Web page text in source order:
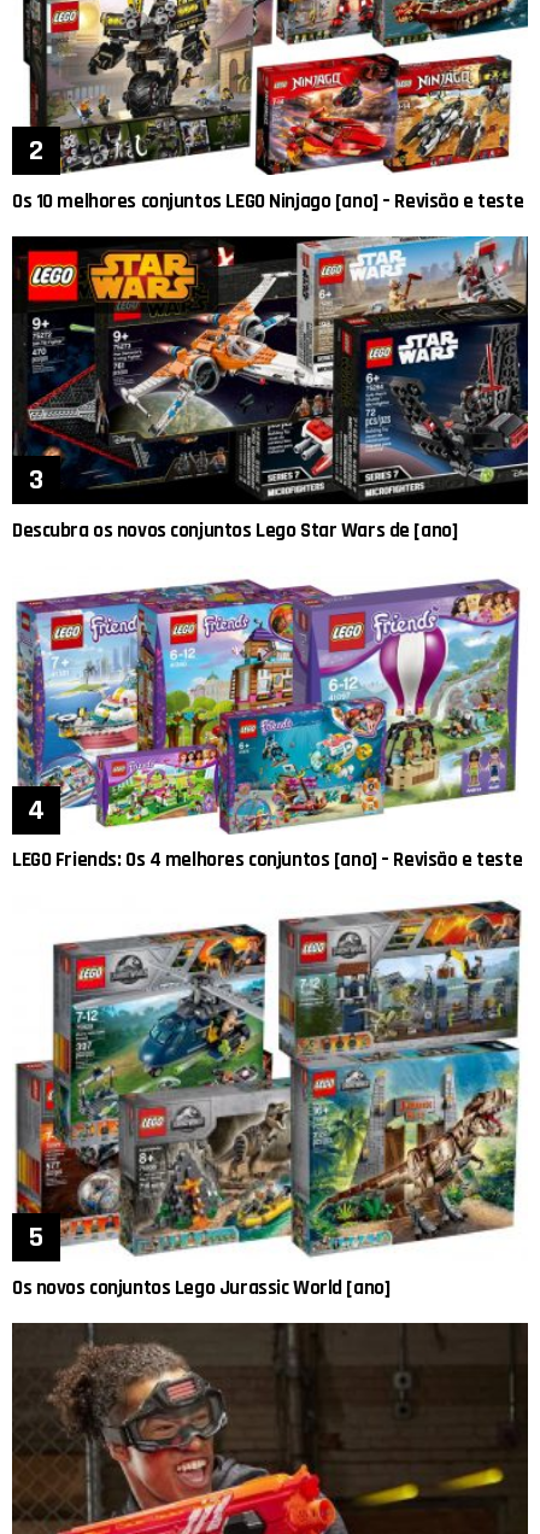
Os 10 melhores conjuntos LEGO Ninjago [ano] – Revisão e teste
Descubra os novos conjuntos Lego Star Wars de [ano]
LEGO Friends: Os 4 melhores conjuntos [ano] – Revisão e teste
Os novos conjuntos Lego Jurassic World [ano]